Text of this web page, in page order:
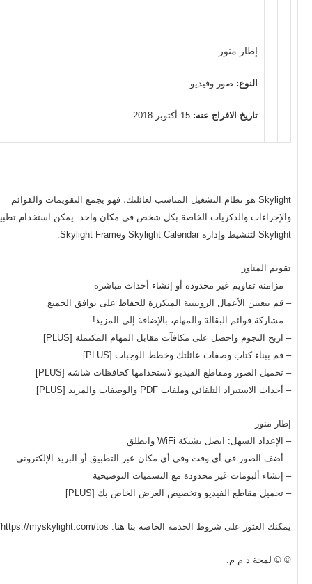
إطار منور
النوع: صور وفيديو
تاريخ الافراج عنه:
Skylight هو نظام التشغيل المناسب لعائلتك، فهو يجمع التقويمات والقوائم
والإجراءات والذكريات الخاصة بكل شخص في مكان واحد. يمكن استخدام
Skylight لتنشيط وإدارة Skylight Calendar وSkylight Frame.
تقويم المناور
– مزامنة تقاويم غير محدودة أو إنشاء أحداث مباشرة
– قم بتعيين الأعمال الروتينية المتكررة للحفاظ على توافق الجميع
– مشاركة قوائم البقالة والمهام، بالإضافة إلى المزيد!
– اربح النجوم واحصل على مكافآت مقابل المهام المكتملة [PLUS]
– قم ببناء كتاب وصفات عائلتك وخطط الوجبات [PLUS]
– تحميل الصور ومقاطع الفيديو لاستخدامها كحافظات شاشة [PLUS]
– أحداث الاستيراد التلقائي وملفات PDF والوصفات والمزيد [PLUS]
إطار منور
– الإعداد السهل: اتصل بشبكة WiFi وانطلق
– أضف الصور في أي وقت وفي أي مكان عبر التطبيق أو البريد الإلكتروني
– إنشاء ألبومات غير محدودة مع التسميات التوضيحية
– تحميل مقاطع الفيديو وتخصيص العرض الخاص بك [PLUS]
يمكنك العثور على شروط الخدمة الخاصة بنا هنا: https://myskylight.com/tos/
© © لمحة ذ م م.